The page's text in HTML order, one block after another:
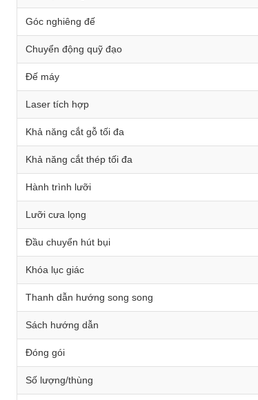
Góc nghiêng đế
Chuyển động quỹ đạo
Đế máy
Laser tích hợp
Khả năng cắt gỗ tối đa
Khả năng cắt thép tối đa
Hành trình lưỡi
Lưỡi cưa lọng
Đầu chuyển hút bụi
Khóa lục giác
Thanh dẫn hướng song song
Sách hướng dẫn
Đóng gói
Số lượng/thùng